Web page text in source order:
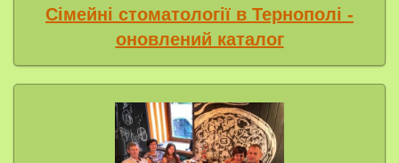
Сімейні стоматології в Тернополі -
оновлений каталог